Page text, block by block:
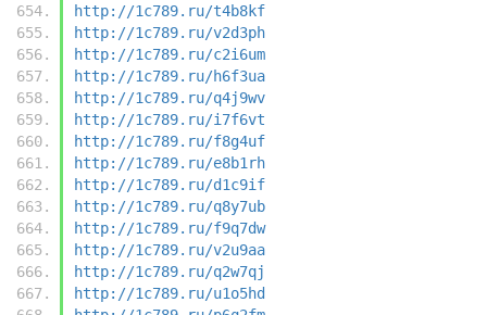
http://1c789.ru/t4b8kf
http://1c789.ru/v2d3ph
http://1c789.ru/c2i6um
http://1c789.ru/h6f3ua
http://1c789.ru/q4j9wv
http://1c789.ru/i7f6vt
http://1c789.ru/f8g4uf
http://1c789.ru/e8b1rh
http://1c789.ru/d1c9if
http://1c789.ru/q8y7ub
http://1c789.ru/f9q7dw
http://1c789.ru/v2u9aa
http://1c789.ru/q2w7qj
http://1c789.ru/u1o5hd